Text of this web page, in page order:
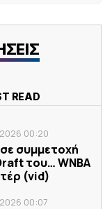
READ
00:20
συμμετοχή
του… WNBA
(vid)
00:07